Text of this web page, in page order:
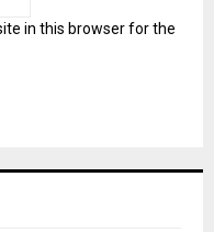
in this browser for the